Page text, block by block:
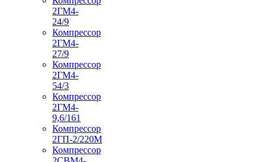
2ГМ4-
24/9
Компрессор
2ГМ4-
27/9
Компрессор
2ГМ4-
54/3
Компрессор
2ГМ4-
9,6/161
Компрессор
2ГП-2/220М
Компрессор